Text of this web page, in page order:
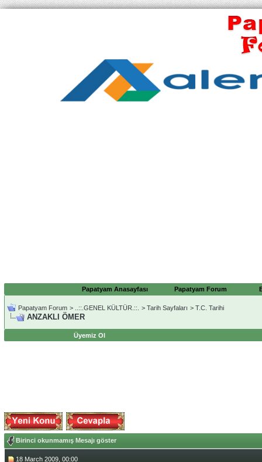
Papatyam Anasayfası Papatyam Forum
Papatyam Forum > ..::.GENEL KÜLTÜR.::. > Tarih Sayfaları > T.C. Tarihi
ANZAKLI ÖMER
Üyemiz Ol
Birinci okunmamış Mesajı göster
18 March 2009, 00:00